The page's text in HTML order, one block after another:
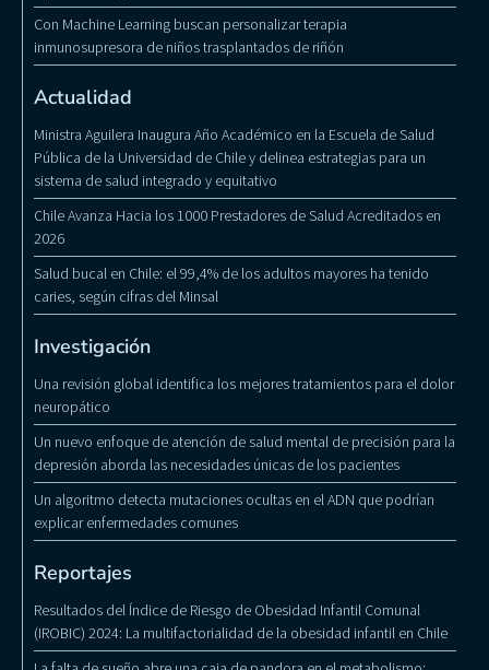
Con Machine Learning buscan personalizar terapia
inmunosupresora de niños trasplantados de riñón
Actualidad
Ministra Aguilera Inaugura Año Académico en la Escuela de Salud
Pública de la Universidad de Chile y delinea estrategias para un
sistema de salud integrado y equitativo
Chile Avanza Hacia los 1000 Prestadores de Salud Acreditados en
2026
Salud bucal en Chile: el 99,4% de los adultos mayores ha tenido
caries, según cifras del Minsal
Investigación
Una revisión global identifica los mejores tratamientos para el dolor
neuropático
Un nuevo enfoque de atención de salud mental de precisión para la
depresión aborda las necesidades únicas de los pacientes
Un algoritmo detecta mutaciones ocultas en el ADN que podrían
explicar enfermedades comunes
Reportajes
Resultados del Índice de Riesgo de Obesidad Infantil Comunal
(IROBIC) 2024: La multifactorialidad de la obesidad infantil en Chile